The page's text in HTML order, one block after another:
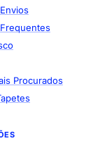
Procurados